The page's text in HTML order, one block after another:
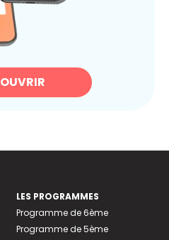
LES PROGRAMMES
Programme de 6ème
Programme de 5ème